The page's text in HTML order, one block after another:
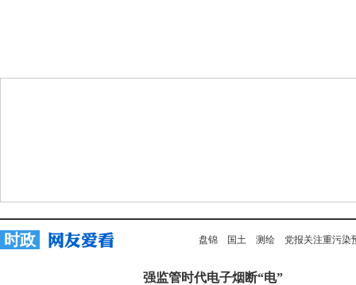
时政 盘锦 国土 测绘 党报关注重污染
强监管时代电子烟断“电”